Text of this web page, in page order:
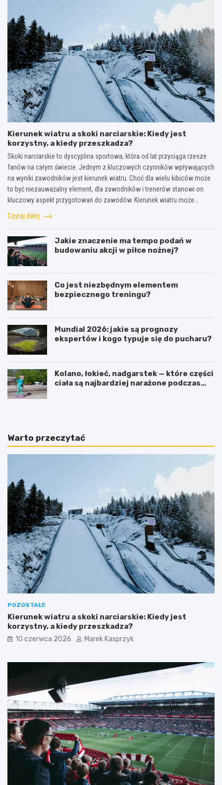
Kierunek wiatru a skoki narciarskie: Kiedy jest
korzystny, a kiedy przeszkadza?
Skoki narciarskie to dyscyplina sportowa, która od lat przyciąga rzesze
fanów na całym świecie. Jednym z kluczowych czynników wpływających
na wyniki zawodników jest kierunek wiatru. Choć dla wielu kibiców może
to być niezauważalny element, dla zawodników i trenerów stanowi on
kluczowy aspekt przygotowań do zawodów. Kierunek wiatru może…
Czytaj dalej
Jakie znaczenie ma tempo podań w
budowaniu akcji w piłce nożnej?
Co jest niezbędnym elementem
bezpiecznego treningu?
Mundial 2026: jakie są prognozy
ekspertów i kogo typuje się do pucharu?
Kolano, łokieć, nadgarstek — które części
ciała są najbardziej narażone podczas
Warto przeczytać
POZOSTAŁE
Kierunek wiatru a skoki narciarskie: Kiedy jest
korzystny, a kiedy przeszkadza?
10 czerwca 2026 Marek Kasprzyk